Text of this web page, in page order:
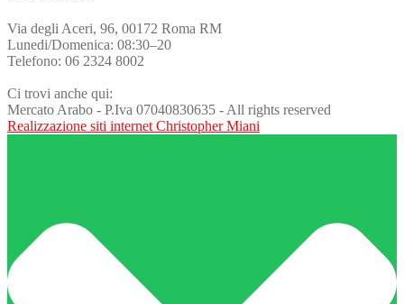
Via degli Aceri, 96, 00172 Roma RM
Lunedi/Domenica: 08:30–20
Telefono: 06 2324 8002
Ci trovi anche qui:
Mercato Arabo - P.Iva 07040830635 - All rights reserved
Realizzazione siti internet Christopher Miani